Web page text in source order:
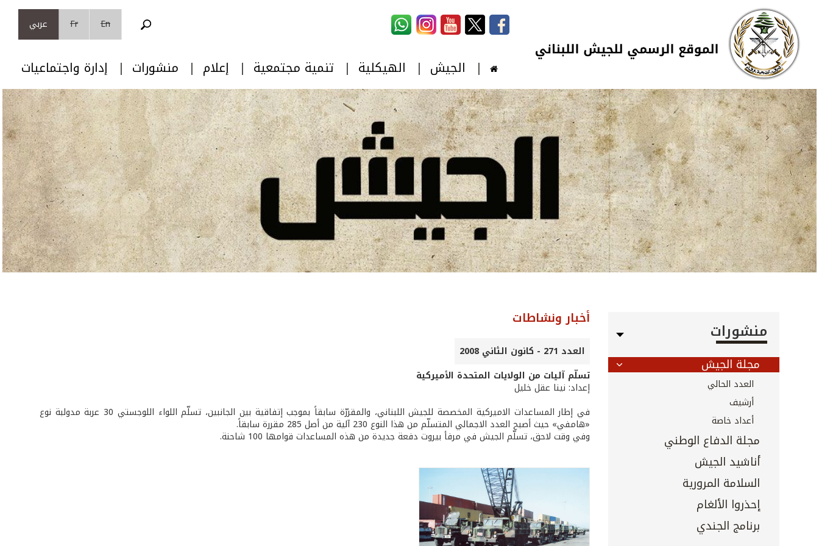
تجاوز إلى المحتوى الرئيسي
Skip to navigation
En
Fr عربي
الجيش الهيكلية تنمية مجتمعية إعلام منشورات إدارة واجتماعيات
منشورات
مجلة الجيش
العدد الحالي
أرشيف
أعداد خاصة
مجلة الدفاع الوطني
أناشيد الجيش
السلامة المرورية
إحذروا الألغام
برنامج الجندي
أخبار ونشاطات
العدد 271 - كانون الثاني 2008
تسلّم آليات من الولايات المتحدة الأميركية
إعداد: نينا عقل خليل
في إطار المساعدات الاميركية المخصصة للجيش اللبناني، والمقررّة سابقاً بموجب إتفاقية بين الجانبين، تسلّم اللواء اللوجستي 30 عربة مدولبة نوع
«هامفي» حيث أصبح العدد الاجمالي المتسلّم من هذا النوع 230 آلية من أصل 285 مقررة سابقاً.
وفي وقت لاحق، تسلّم الجيش في مرفأ بيروت دفعة جديدة من هذه المساعدات قوامها 100 شاحنة.